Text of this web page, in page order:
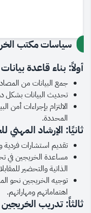
سياسات مكتب
أولاً: بناء قاعدة
جمع البيانات من
تحديث البيانات بشكل
الالتزام بإجراءات أمن
المحددة.
ثانيًا: الإرشاد المهني
تقديم استشارات
مساعدة الخريجين في
الذاتية والتحضير
توجيه الخريجين نحو
اهتماماتهم ومهاراتهم.
ثالثاً: تدريب الخريجين